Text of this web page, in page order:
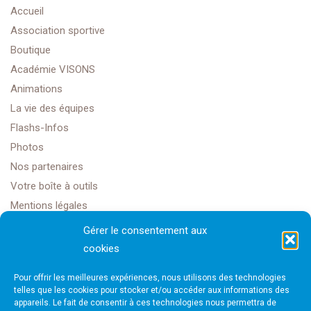
Gérer le consentement aux
cookies
Pour offrir les meilleures expériences, nous utilisons des technologies
telles que les cookies pour stocker et/ou accéder aux informations des
appareils. Le fait de consentir à ces technologies nous permettra de
Accueil
Association sportive
Boutique
Académie VISONS
Animations
La vie des équipes
Flashs-Infos
Photos
Nos partenaires
Votre boîte à outils
Mentions légales
Golf Club Rochefort Océan
1608 Rte Impériale,